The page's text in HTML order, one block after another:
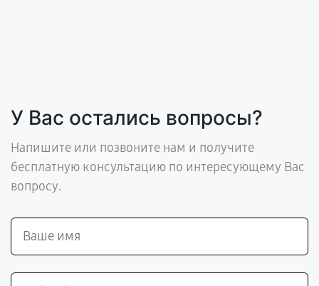
У Вас остались вопросы?
Напишите или позвоните нам и получите
бесплатную консультацию по интересующему Вас
вопросу.